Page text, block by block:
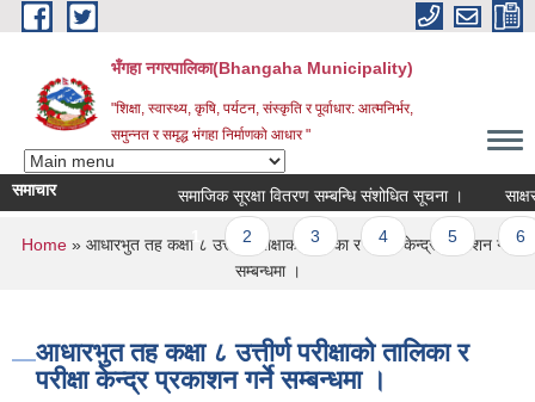
Skip to main content
भँगहा नगरपालिका(Bhangaha Municipality)
"शिक्षा, स्वास्थ्य, कृषि, पर्यटन, संस्कृति र पूर्वाधार: आत्मनिर्भर,
समुन्नत र समृद्ध भंगहा निर्माणको आधार "
समाचार समाजिक सूरक्षा वितरण सम्बन्धि संशोधित सूचना । साक्षर
Pages
1 2 3 4 5 6
You are here
Home» आधारभुत तह कक्षा ८ उत्तीर्ण परीक्षाको तालिका र परीक्षा केन्द्र प्रकाशन गर्ने
सम्बन्धमा ।
आधारभुत तह कक्षा ८ उत्तीर्ण परीक्षाको तालिका र
परीक्षा केन्द्र प्रकाशन गर्ने सम्बन्धमा ।